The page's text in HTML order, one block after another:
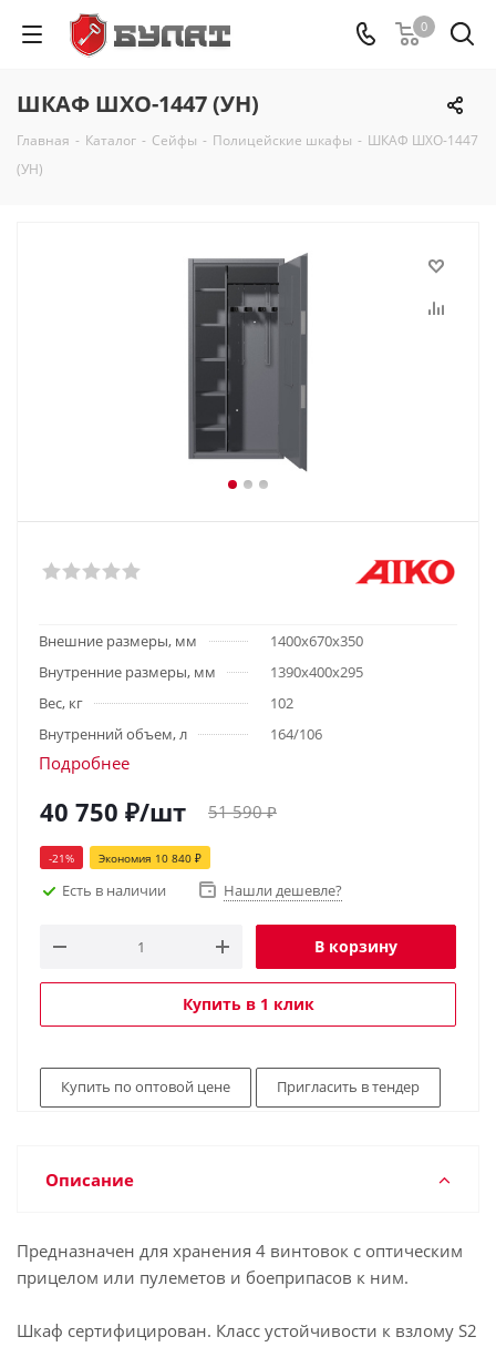
0
ШКАФ ШХО-1447 (УН)
Главная - Каталог - Сейфы - Полицейские шкафы - ШКАФ ШХО-1447
(УН)
Внешние размеры, мм
1400х670х350
Внутренние размеры, мм
1390x400x295
Вес, кг
102
Внутренний объем, л
164/106
Подробнее
40 750 ₽/шт 51 590₽
-21% Экономия 10 840 ₽
Есть в наличии Нашли дешевле?
В корзину
Купить в 1 клик
Купить по оптовой цене Пригласить в тендер
Описание
Предназначен для хранения 4 винтовок с оптическим
прицелом или пулеметов и боеприпасов к ним.
Шкаф сертифицирован. Класс устойчивости к взлому S2